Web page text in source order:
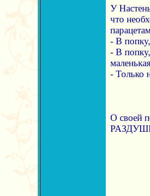
У
что
- В
- В
- Только
О своей